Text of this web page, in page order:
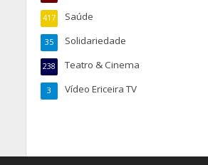
Saúde
417
Solidariedade
35
Teatro & Cinema
238
Vídeo Ericeira TV
3